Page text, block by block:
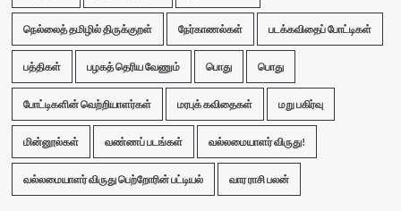
நெல்லைத் தமிழில் திருக்குறள் நேர்காணல்கள் படக்கவிதைப் போட்டிகள்
பத்திகள் பழகத் தெரிய வேணும் பொது பொது
போட்டிகளின் வெற்றியாளர்கள் மரபுக் கவிதைகள் மறு பகிர்வு
மின்னூல்கள் வண்ணப் படங்கள் வல்லமையாளர் விருது!
வல்லமையாளர் விருது பெற்றோரின் பட்டியல் வார ராசி பலன்